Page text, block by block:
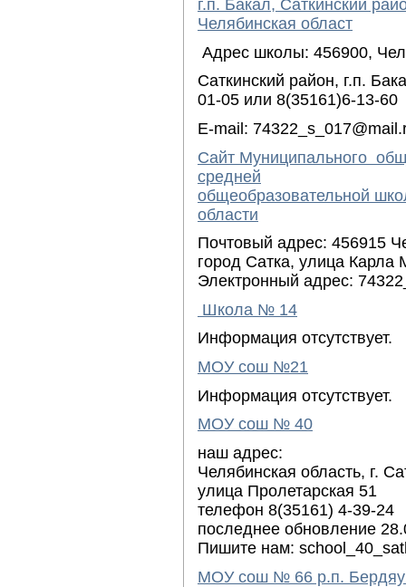
г.п. Бакал, Саткинский
Челябинская област
Адрес школы: 456900,
Саткинский район, г.п.
01-05 или 8(35161)6-13-60
E-mail:
Сайт Муниципального
средней
общеобразовательной
области
Почтовый адрес: 456915
город Сатка, улица Карла
Электронный адрес:
Школа № 14
Информация отсутствует.
МОУ сош №21
Информация отсутствует.
МОУ сош № 40
наш адрес:
Челябинская область, г.
улица Пролетарская 51
телефон 8(35161) 4-39-24
последнее обновление
Пишите нам:
МОУ сош № 66 р.п.